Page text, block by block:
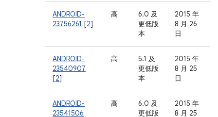
ANDROID-
23756261 [2]
高
6.0 及
更低版
本
2015 年
8 月 26
日
ANDROID-
23540907
[2]
高
5.1 及
更低版
本
2015 年
8 月 25
日
ANDROID-
23541506
高
6.0 及
更低版
2015 年
8 月 25